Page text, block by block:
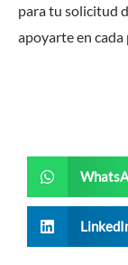
para tu solicitud
apoyarte en cada